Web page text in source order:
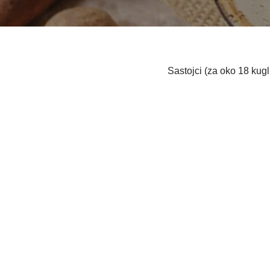
Sastojci (za oko 18